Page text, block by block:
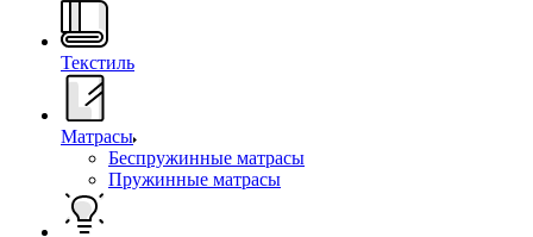
Текстиль
Матрасы
Беспружинные матрасы
Пружинные матрасы